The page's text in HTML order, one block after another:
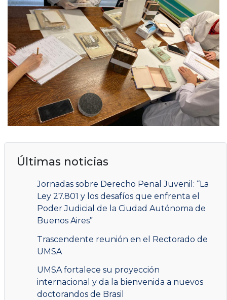
Últimas noticias
Jornadas sobre Derecho Penal Juvenil: “La
Ley 27.801 y los desafíos que enfrenta el
Poder Judicial de la Ciudad Autónoma de
Buenos Aires”
Trascendente reunión en el Rectorado de
UMSA
UMSA fortalece su proyección
internacional y da la bienvenida a nuevos
doctorandos de Brasil